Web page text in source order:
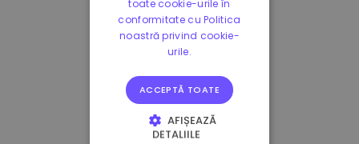
toate cookie-urile în
conformitate cu Politica
noastră privind cookie-
urile.
ACCEPTĂ TOATE
AFIȘEAZĂ
DETALIILE